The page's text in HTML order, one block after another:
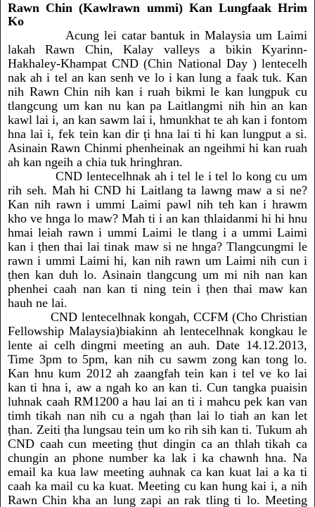
Rawn Chin (Kawlrawn ummi) Kan Lungfaak Hrim
Ko
Acung lei catar bantuk in Malaysia um Laimi
lakah Rawn Chin, Kalay valleys a bikin Kyarinn-
Hakhaley-Khampat CND (Chin National Day ) lentecelh
nak ah i tel an kan senh ve lo i kan lung a faak tuk. Kan
nih Rawn Chin nih kan i ruah bikmi le kan lungpuk cu
tlangcung um kan nu kan pa Laitlangmi nih hin an kan
kawl lai i, an kan sawm lai i, hmunkhat te ah kan i fontom
hna lai i, fek tein kan dir ṭi hna lai ti hi kan lungput a si.
Asinain Rawn Chinmi phenheinak an ngeihmi hi kan ruah
ah kan ngeih a chia tuk hringhran.
CND lentecelhnak ah i tel le i tel lo kong cu um
rih seh. Mah hi CND hi Laitlang ta lawng maw a si ne?
Kan nih rawn i ummi Laimi pawl nih teh kan i hrawm
kho ve hnga lo maw? Mah ti i an kan thlaidanmi hi hi hnu
hmai leiah rawn i ummi Laimi le tlang i a ummi Laimi
kan i ṭhen thai lai tinak maw si ne hnga? Tlangcungmi le
rawn i ummi Laimi hi, kan nih rawn um Laimi nih cun i
ṭhen kan duh lo. Asinain tlangcung um mi nih nan kan
phenhei caah nan kan ti ning tein i ṭhen thai maw kan
hauh ne lai.
CND lentecelhnak kongah, CCFM (Cho Christian
Fellowship Malaysia)biakinn ah lentecelhnak kongkau le
lente ai celh dingmi meeting an auh. Date 14.12.2013,
Time 3pm to 5pm, kan nih cu sawm zong kan tong lo.
Kan hnu kum 2012 ah zaangfah tein kan i tel ve ko lai
kan ti hna i, aw a ngah ko an kan ti. Cun tangka puaisin
luhnak caah RM1200 a hau lai an ti i mahcu pek kan van
timh tikah nan nih cu a ngah ṭhan lai lo tiah an kan let
ṭhan. Zeiti ṭha lungsau tein um ko rih sih kan ti. Tukum ah
CND caah cun meeting ṭhut dingin ca an thlah tikah ca
chungin an phone number ka lak i ka chawnh hna. Na
email ka kua law meeting auhnak ca kan kuat lai a ka ti
caah ka mail cu ka kuat. Meeting cu kan hung kai i, a nih
Rawn Chin kha an lung zapi an rak tling ti lo. Meeting